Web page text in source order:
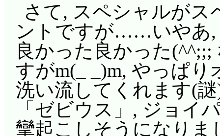
さて, スペシャルが
ントですが……いやあ,
良かった良かった
すがm(_ _)m, やっぱ
洗い流してくれます(
「ゼビウス」, ジョイ
攣起こしそうになり